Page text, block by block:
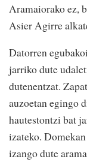
Aramaiorako ez,
Asier Agirre
Datorren
jarriko dute
dutenentzat.
auzoetan egingo
hautestontzi bat
izateko.
izango dute